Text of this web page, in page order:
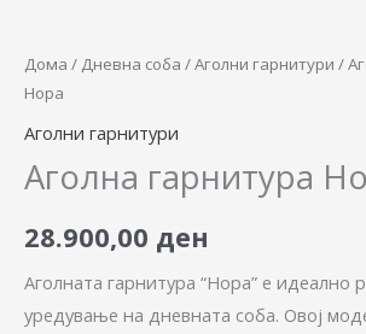
Дома / Дневна соба /Аголни гарнитури /
Нора
Аголни гарнитури
Аголна гарнитура
28.900,00 ден
Аголната гарнитура “Нора” е идеално
уредување на дневната соба. Овој